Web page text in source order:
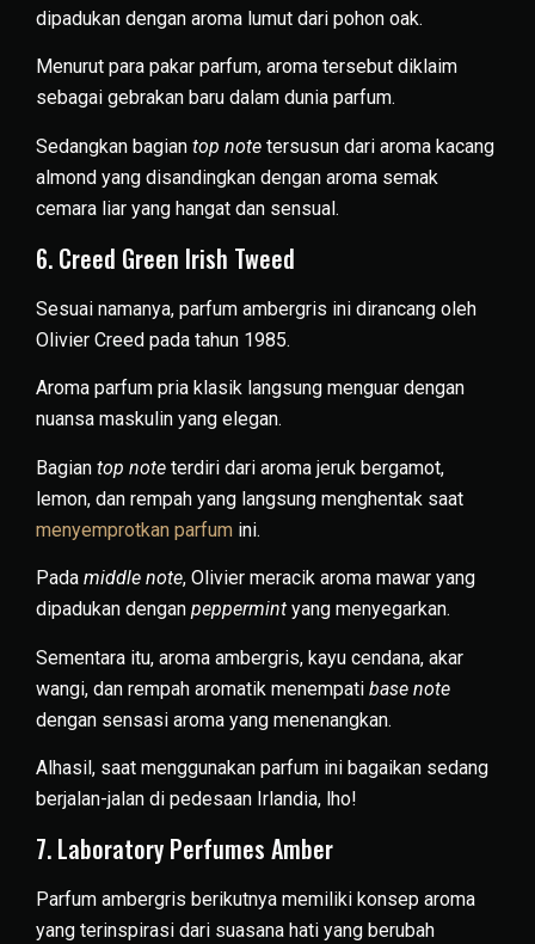
dipadukan dengan aroma lumut dari pohon oak.
Menurut para pakar parfum, aroma tersebut diklaim
sebagai gebrakan baru dalam dunia parfum.
Sedangkan bagian top note tersusun dari aroma kacang
almond yang disandingkan dengan aroma semak
cemara liar yang hangat dan sensual.
6. Creed Green Irish Tweed
Sesuai namanya, parfum ambergris ini dirancang oleh
Olivier Creed pada tahun 1985.
Aroma parfum pria klasik langsung menguar dengan
nuansa maskulin yang elegan.
Bagian top note terdiri dari aroma jeruk bergamot,
lemon, dan rempah yang langsung menghentak saat
menyemprotkan parfum ini.
Pada middle note, Olivier meracik aroma mawar yang
dipadukan dengan peppermint yang menyegarkan.
Sementara itu, aroma ambergris, kayu cendana, akar
wangi, dan rempah aromatik menempati base note
dengan sensasi aroma yang menenangkan.
Alhasil, saat menggunakan parfum ini bagaikan sedang
berjalan-jalan di pedesaan Irlandia, lho!
7. Laboratory Perfumes Amber
Parfum ambergris berikutnya memiliki konsep aroma
yang terinspirasi dari suasana hati yang berubah